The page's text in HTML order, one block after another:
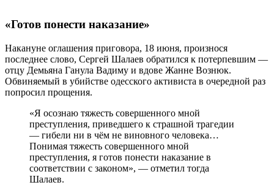
«Готов понести наказание»
Накануне оглашения приговора, 18 июня, произнося
последнее слово, Сергей Шалаев обратился к потерпевшим —
отцу Демьяна Ганула Вадиму и вдове Жанне Вознюк.
Обвиняемый в убийстве одесского активиста в очередной раз
попросил прощения.
«Я осознаю тяжесть совершенного мной
преступления, приведшего к страшной трагедии
— гибели ни в чём не виновного человека…
Понимая тяжесть совершенного мной
преступления, я готов понести наказание в
соответствии с законом», — отметил тогда
Шалаев.